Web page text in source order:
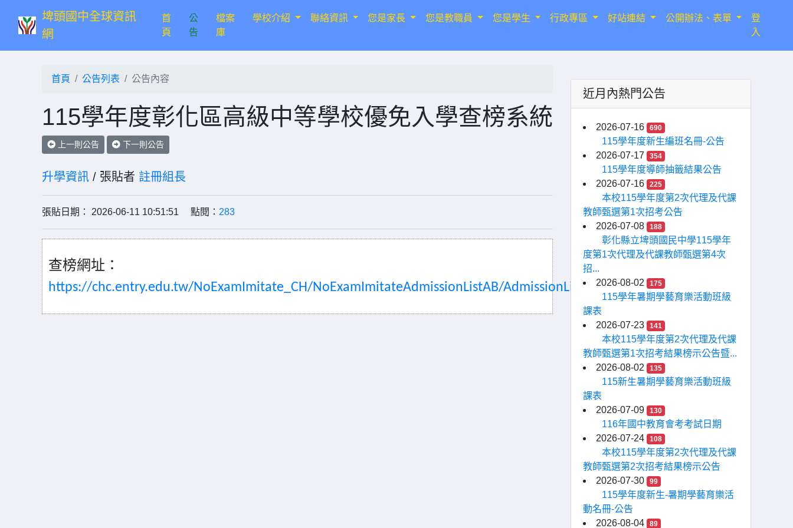
埤頭國中全球資訊
網
首
頁(current)
公
告
檔案
庫
學校介紹 聯絡資訊 您是家長 您是教職員 您是學生 行政專區 好站連結 公開辦法、表單
登
入
首頁 公告列表 公告內容
115學年度彰化區高級中等學校優免入學查榜系統
上一則公告 下一則公告
升學資訊 / 張貼者 註冊組長
張貼日期： 2026-06-11 10:51:51 點閱： 283
查榜網址：
https://chc.entry.edu.tw/NoExamImitate_CH/NoExamImitateAdmissionListAB/AdmissionList.aspx
近月內熱門公告
2026-07-16 690
115學年度新生編班名冊-公告
2026-07-17
354
115學年度導師抽籤結果公告
2026-07-16
225
本校115學年度第2次代理及代課
教師甄選第1次招考公告
2026-07-08
188
彰化縣立埤頭國民中學115學年
度第1次代理及代課教師甄選第4次
招...
2026-08-02
175
115學年暑期學藝育樂活動班級
課表
2026-07-23
141
本校115學年度第2次代理及代課
教師甄選第1次招考結果榜示公告暨...
2026-08-02
135
115新生暑期學藝育樂活動班級
課表
2026-07-09
130
116年國中教育會考考試日期
2026-07-24
108
本校115學年度第2次代理及代課
教師甄選第2次招考結果榜示公告
2026-07-30
99
115學年度新生-暑期學藝育樂活
動名冊-公告
2026-08-04
89